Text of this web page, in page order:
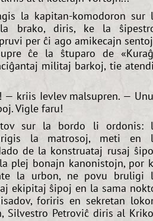
la kapitan-komodoron sur
brako, diris, ke la
per ĉi ago amikecajn
ĉe la ŝtuparo de
militaj barkoj, tie
— kriis Ievlev malsupren. —
Vigle faru!
sur la bordo li ordonis:
la matrosoj, meti en
de la konstruataj rusaj
plej bonajn kanonistojn, por
la urbon, ne povu bruligi
ekipitaj ŝipoj en la sama
foriris en sekretan
Silvestro Petroviĉ diris al